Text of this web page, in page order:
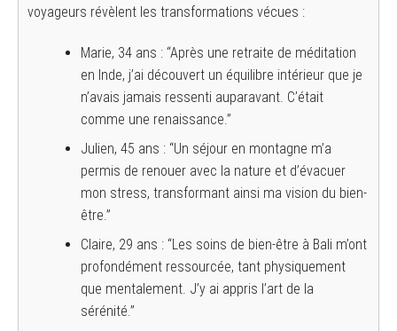
voyageurs révèlent les transformations vécues :
Marie, 34 ans : “Après une retraite de méditation
en Inde, j’ai découvert un équilibre intérieur que je
n’avais jamais ressenti auparavant. C’était
comme une renaissance.”
Julien, 45 ans : “Un séjour en montagne m’a
permis de renouer avec la nature et d’évacuer
mon stress, transformant ainsi ma vision du bien-
être.”
Claire, 29 ans : “Les soins de bien-être à Bali m’ont
profondément ressourcée, tant physiquement
que mentalement. J’y ai appris l’art de la
sérénité.”